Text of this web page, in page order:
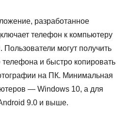
разработанное
телефон к компьютеру
могут получить
телефона и быстро копировать
на ПК. Минимальная
— Windows 10, а для
9.0 и выше.